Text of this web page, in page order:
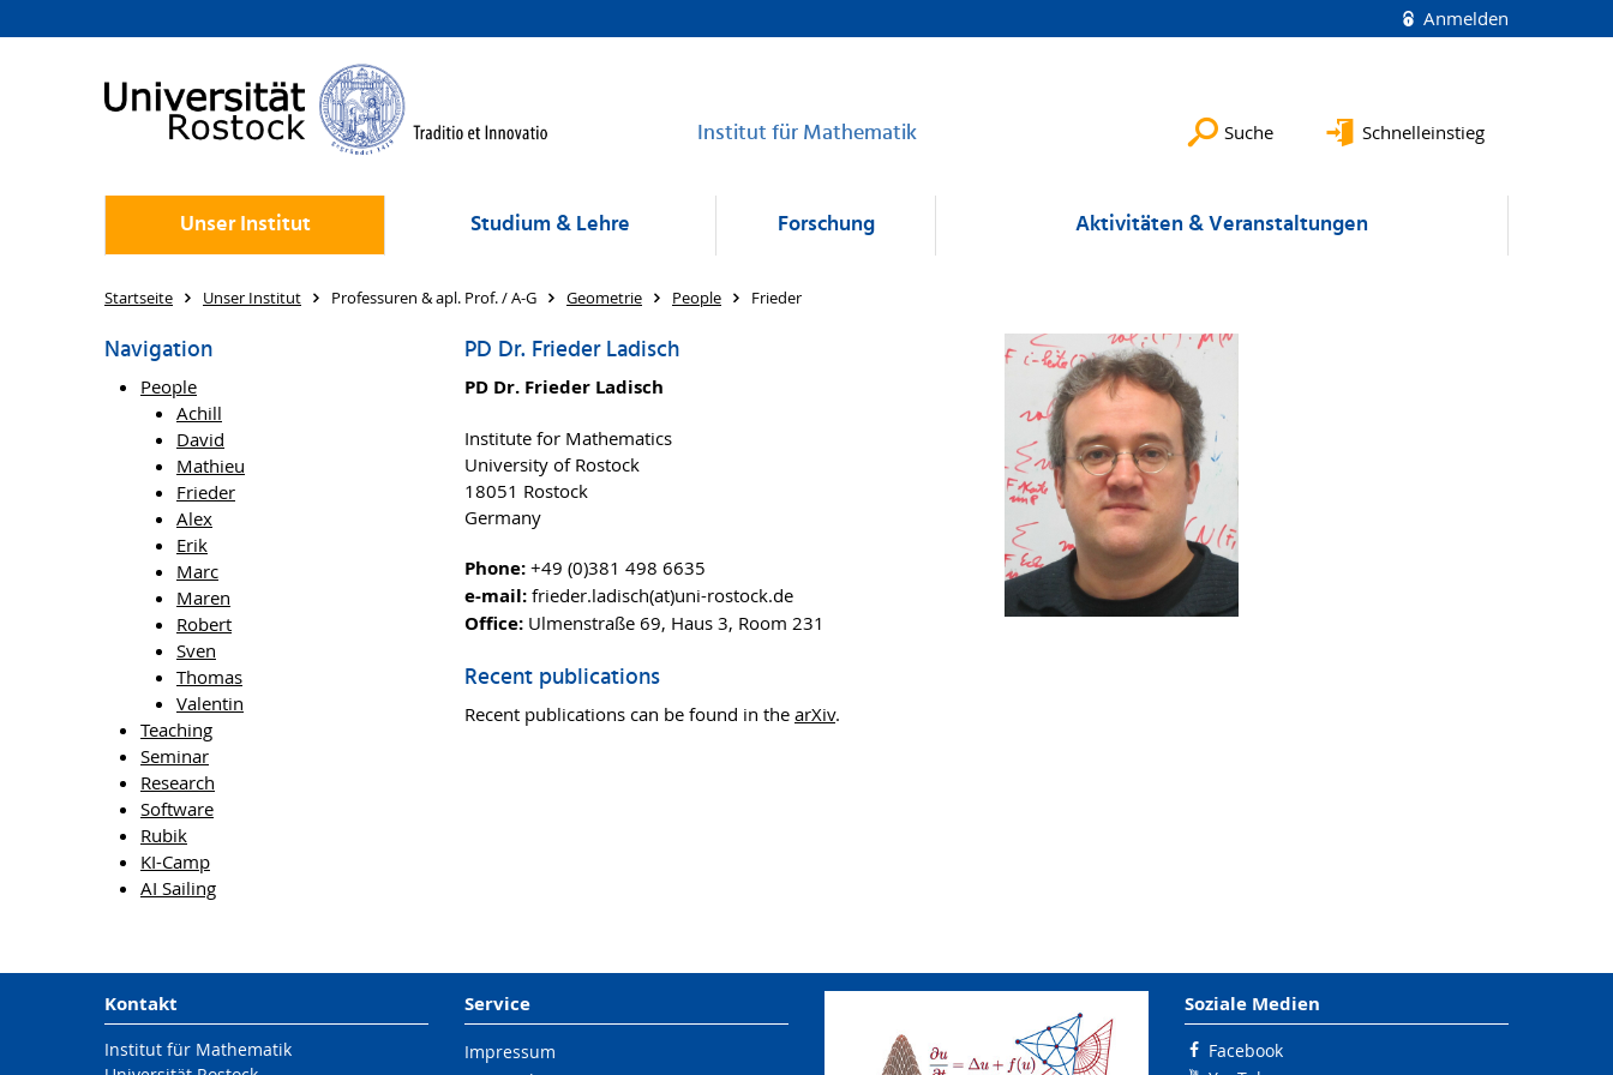
Anmelden
Institut für Mathematik Suche Schnelleinstieg
Unser Institut Studium & Lehre Forschung Aktivitäten & Veranstaltungen
Startseite Unser Institut Professuren & apl. Prof. / A-G Geometrie People Frieder
Navigation
People
Achill
David
Mathieu
Frieder
Alex
Erik
Marc
Maren
Robert
Sven
Thomas
Valentin
Teaching
Seminar
Research
Software
Rubik
KI-Camp
AI Sailing
PD Dr. Frieder Ladisch
PD Dr. Frieder Ladisch
Institute for Mathematics
University of Rostock
18051 Rostock
Germany
Phone: +49 (0)381 498 6635
e-mail: frieder.ladisch(at)uni-rostock.de
Office: Ulmenstraße 69, Haus 3, Room 231
Recent publications
Recent publications can be found in the arXiv.
Kontakt
Institut für Mathematik
Service
Impressum
Soziale Medien
Facebook